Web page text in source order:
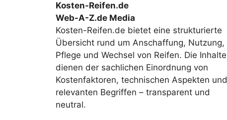
Kosten-Reifen.de
Web-A-Z.de Media
Kosten-Reifen.de bietet eine strukturierte
Übersicht rund um Anschaffung, Nutzung,
Pflege und Wechsel von Reifen. Die Inhalte
dienen der sachlichen Einordnung von
Kostenfaktoren, technischen Aspekten und
relevanten Begriffen – transparent und
neutral.